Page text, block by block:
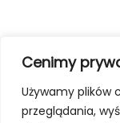
Cenimy
Używamy plików
przeglądania,